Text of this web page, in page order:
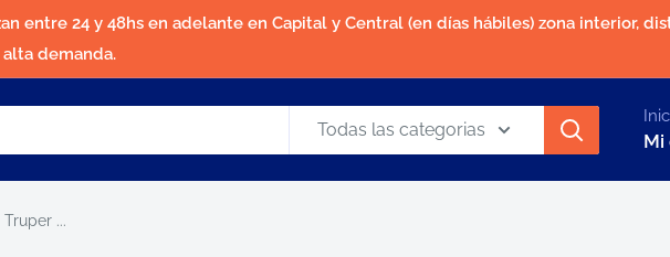
entre 24 y 48hs en adelante en Capital y Central (en días hábiles) zona interior,
demanda.
Todas las categorias
Mi
...